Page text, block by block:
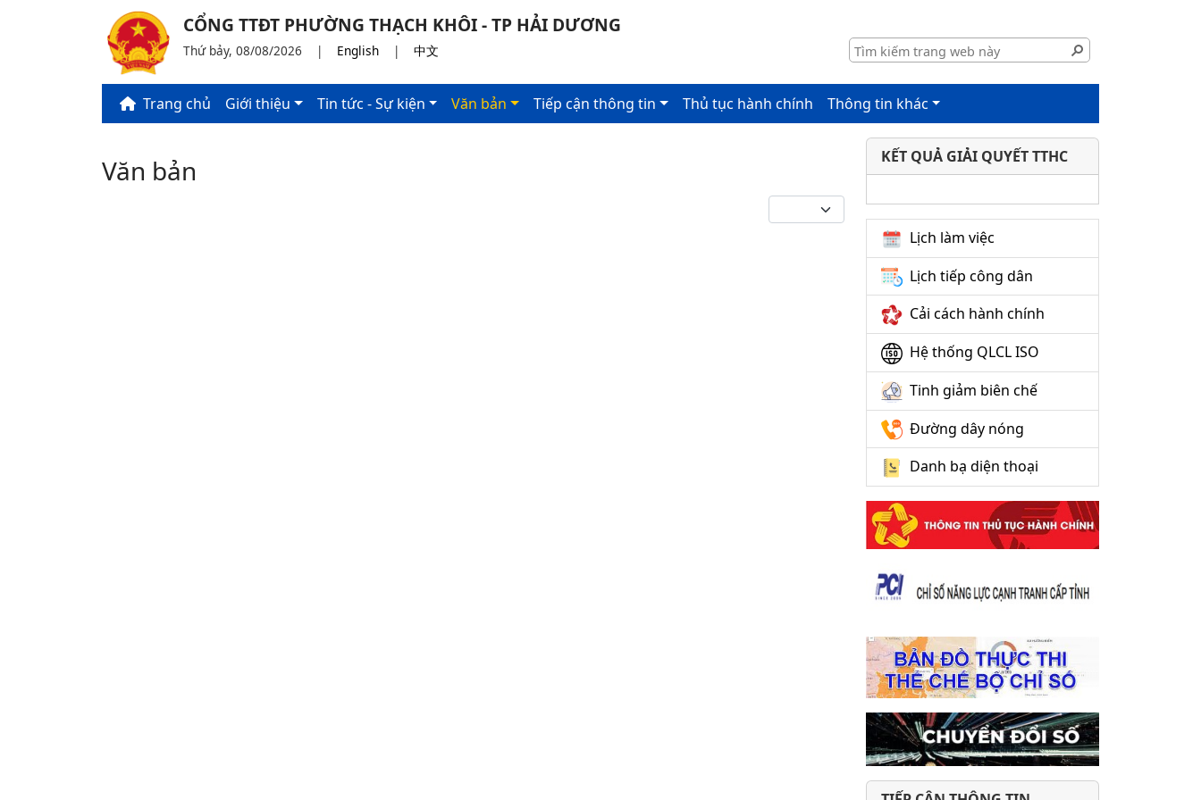
CỔNG TTĐT PHƯỜNG THẠCH KHÔI - TP HẢI DƯƠNG
Thứ bảy, 08/08/2026 | English | 中文
Trang chủ Giới thiệu Tin tức - Sự kiện Văn bản Tiếp cận thông tin Thủ tục hành chính Thông tin khác
Văn bản KẾT QUẢ GIẢI QUYẾT TTHC
Lịch làm việc
Lịch tiếp công dân
Cải cách hành chính
Hệ thống QLCL ISO
Tinh giảm biên chế
Đường dây nóng
Danh bạ diện thoại